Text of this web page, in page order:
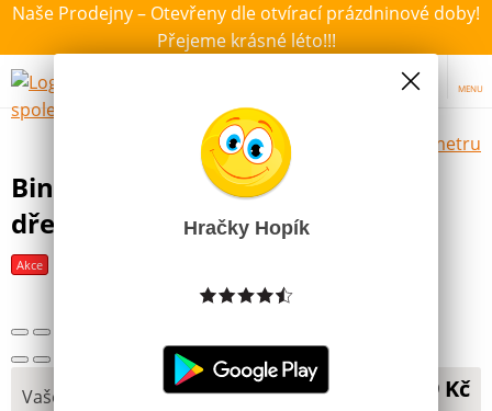
Naše Prodejny – Otevřeny dle otvírací prázdninové doby!
Přejeme krásné léto!!!
MENU
Výběr hraček dle zvoleného parametru
Bino Zatloukačka Krtek a Panda
dřevěná
Akce
Vaše cena 199 Kč
Hračky Hopík